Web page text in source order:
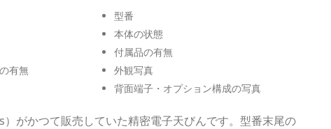
型番
本体の状態
付属品の有無
有無
外観写真
背面端子・オプション構成の写真
がかつて販売していた精密電子天びんです。型番末尾の